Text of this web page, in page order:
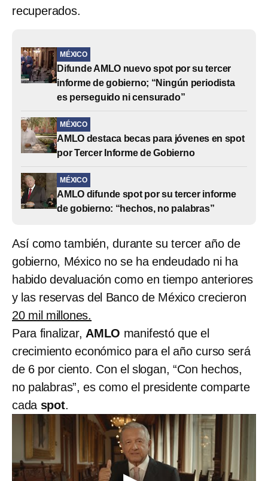
recuperados.
MÉXICO
Difunde AMLO nuevo spot por su tercer
informe de gobierno; “Ningún periodista
es perseguido ni censurado”
MÉXICO
AMLO destaca becas para jóvenes en spot
por Tercer Informe de Gobierno
MÉXICO
AMLO difunde spot por su tercer informe
de gobierno: “hechos, no palabras”
Así como también, durante su tercer año de
gobierno, México no se ha endeudado ni ha
habido devaluación como en tiempo anteriores
y las reservas del Banco de México crecieron
20 mil millones.
Para finalizar, AMLO manifestó que el
crecimiento económico para el año curso será
de 6 por ciento. Con el slogan, “Con hechos,
no palabras”, es como el presidente comparte
cada spot.